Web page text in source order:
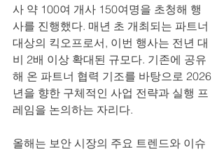
사 약 100여 개사 150여명을 초청해 행
사를 진행했다. 매년 초 개최되는 파트너
대상의 킥오프로서, 이번 행사는 전년 대
비 2배 이상 확대된 규모다. 기존에 공유
해 온 파트너 협력 기조를 바탕으로 2026
년을 향한 구체적인 사업 전략과 실행 프
레임을 논의하는 자리다.
올해는 보안 시장의 주요 트렌드와 이슈